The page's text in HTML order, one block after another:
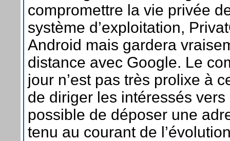
compromettre la vie privée
système d’exploitation,
Android mais gardera
distance avec Google. Le
jour n’est pas très prolixe à
de diriger les intéressés
possible de déposer une
tenu au courant de